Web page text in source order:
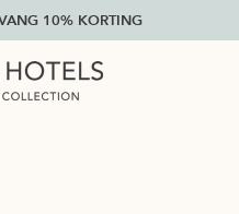
10% KORTING